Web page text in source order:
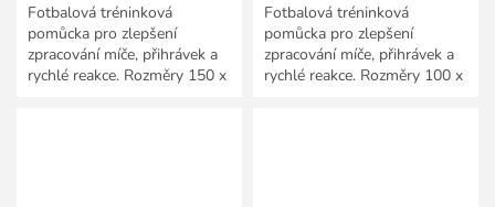
Fotbalová tréninková
pomůcka pro zlepšení
zpracování míče, přihrávek a
rychlé reakce. Rozměry 150 x
Fotbalová tréninková
pomůcka pro zlepšení
zpracování míče, přihrávek a
rychlé reakce. Rozměry 100 x